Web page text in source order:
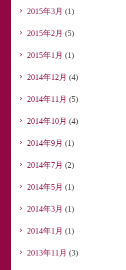
2015年3月 (1)
2015年2月 (5)
2015年1月 (1)
2014年12月 (4)
2014年11月 (5)
2014年10月 (4)
2014年9月 (1)
2014年7月 (2)
2014年5月 (1)
2014年3月 (1)
2014年1月 (1)
2013年11月 (3)